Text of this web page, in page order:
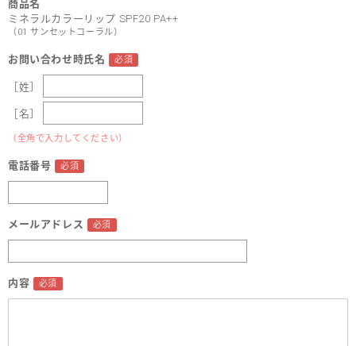
商品名
ミネラルカラーリップ SPF20 PA++
（01 サンセットコーラル）
お問い合わせ時氏名
［姓］
［名］
（全角で入力してください）
電話番号
メールアドレス
内容